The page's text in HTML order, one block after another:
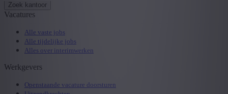
Zoek kantoor
Vacatures
Alle vaste jobs
Alle tijdelijke jobs
Alles over interimwerken
Werkgevers
Openstaande vacature doorsturen